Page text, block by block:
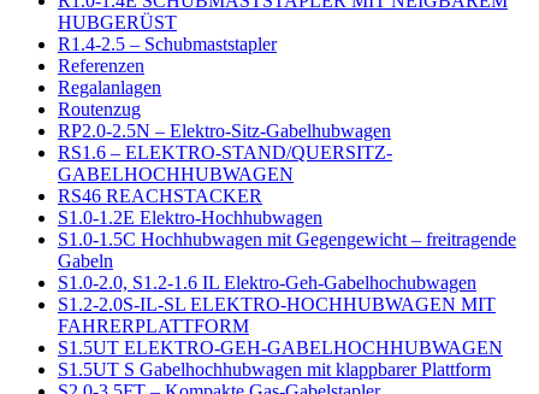
HUBGERÜST
R1.4-2.5 – Schubmaststapler
Referenzen
Regalanlagen
Routenzug
RP2.0-2.5N – Elektro-Sitz-Gabelhubwagen
RS1.6 – ELEKTRO-STAND/QUERSITZ-
GABELHOCHHUBWAGEN
RS46 REACHSTACKER
S1.0-1.2E Elektro-Hochhubwagen
S1.0-1.5C Hochhubwagen mit Gegengewicht – freitragende
Gabeln
S1.0-2.0, S1.2-1.6 IL Elektro-Geh-Gabelhochubwagen
S1.2-2.0S-IL-SL ELEKTRO-HOCHHUBWAGEN MIT
FAHRERPLATTFORM
S1.5UT ELEKTRO-GEH-GABELHOCHHUBWAGEN
S1.5UT S Gabelhochhubwagen mit klappbarer Plattform